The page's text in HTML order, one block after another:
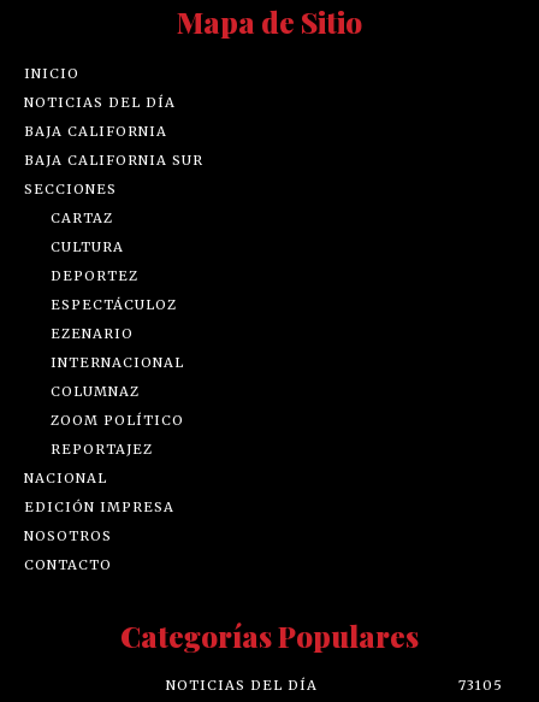
Mapa de Sitio
INICIO
NOTICIAS DEL DÍA
BAJA CALIFORNIA
BAJA CALIFORNIA SUR
SECCIONES
CARTAZ
CULTURA
DEPORTEZ
ESPECTÁCULOZ
EZENARIO
INTERNACIONAL
COLUMNAZ
ZOOM POLÍTICO
REPORTAJEZ
NACIONAL
EDICIÓN IMPRESA
NOSOTROS
CONTACTO
Categorías Populares
NOTICIAS DEL DÍA
73105